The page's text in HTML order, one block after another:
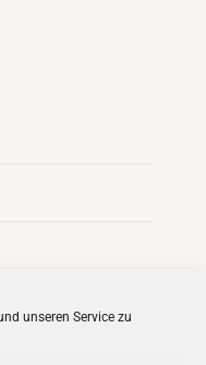
unseren Service zu